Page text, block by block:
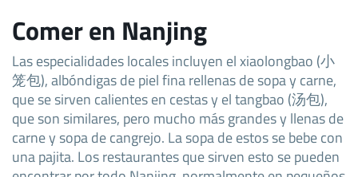
Comer en Nanjing
Las especialidades locales incluyen el xiaolongbao (小
笼包), albóndigas de piel fina rellenas de sopa y carne,
que se sirven calientes en cestas y el tangbao (汤包),
que son similares, pero mucho más grandes y llenas de
carne y sopa de cangrejo. La sopa de estos se bebe con
una pajita. Los restaurantes que sirven esto se pueden